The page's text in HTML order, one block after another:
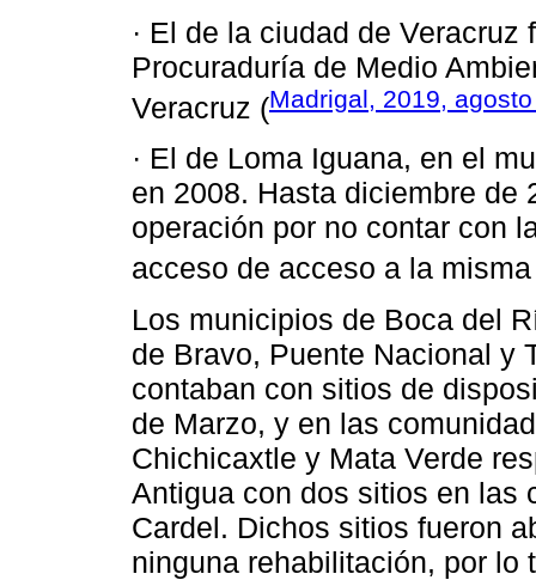
· El de la ciudad de
Procuraduría de Medio
Veracruz (Madrigal, 2019,
· El de Loma Iguana, en el
en 2008. Hasta diciembre de
operación por no contar con
acceso de acceso a la
Los municipios de Boca del
de Bravo, Puente Nacional y
contaban con sitios de
de Marzo, y en las
Chichicaxtle y Mata Verde
Antigua con dos sitios en las
Cardel. Dichos sitios fueron
ninguna rehabilitación, por lo